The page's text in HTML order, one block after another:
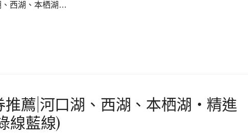
、西湖、本栖湖…
薦|河口湖、西湖、本栖湖・精進
線藍線)